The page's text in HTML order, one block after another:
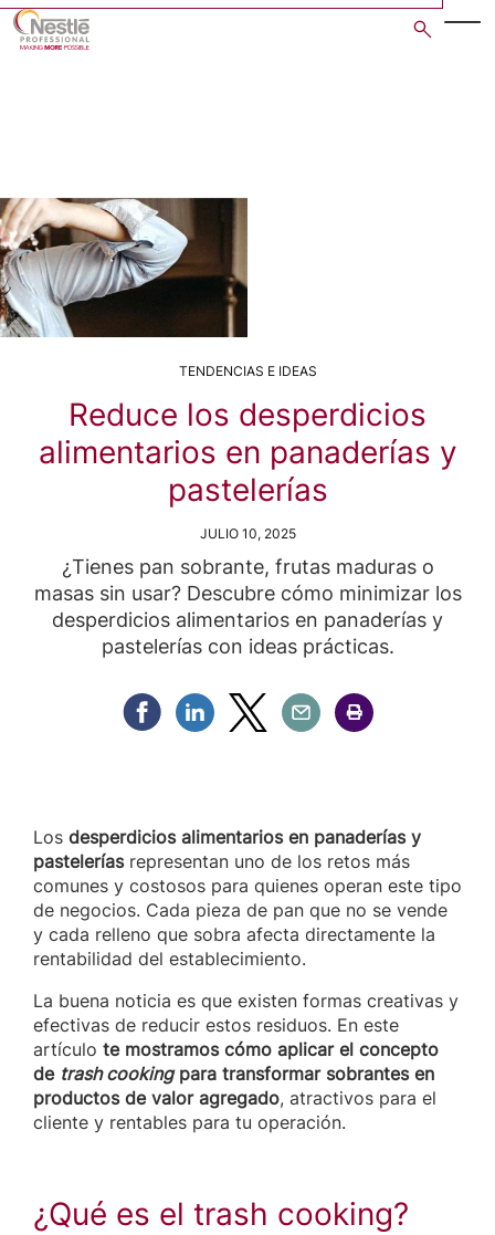
Skip
TENDENCIAS E IDEAS
Reduce los desperdicios
alimentarios en panaderías y
pastelerías
JULIO 10, 2025
¿Tienes pan sobrante, frutas maduras o
masas sin usar? Descubre cómo minimizar los
desperdicios alimentarios en panaderías y
pastelerías con ideas prácticas.
Compartir Facebook
Compartir Linkedin
Compartir Twitter
Compartir Email
Compartir Imprimir
Los desperdicios alimentarios en panaderías y
pasteleríasrepresentan uno de los retos más
comunes y costosos para quienes operan este tipo
de negocios. Cada pieza de pan que no se vende
y cada relleno que sobra afecta directamente la
rentabilidad del establecimiento.
La buena noticia es que existen formas creativas y
efectivas de reducir estos residuos. En este
artículo te mostramos cómo aplicar el concepto
de trash cookingpara transformar sobrantes en
productos de valor agregado, atractivos para el
cliente y rentables para tu operación.
¿Qué es el trash cooking?